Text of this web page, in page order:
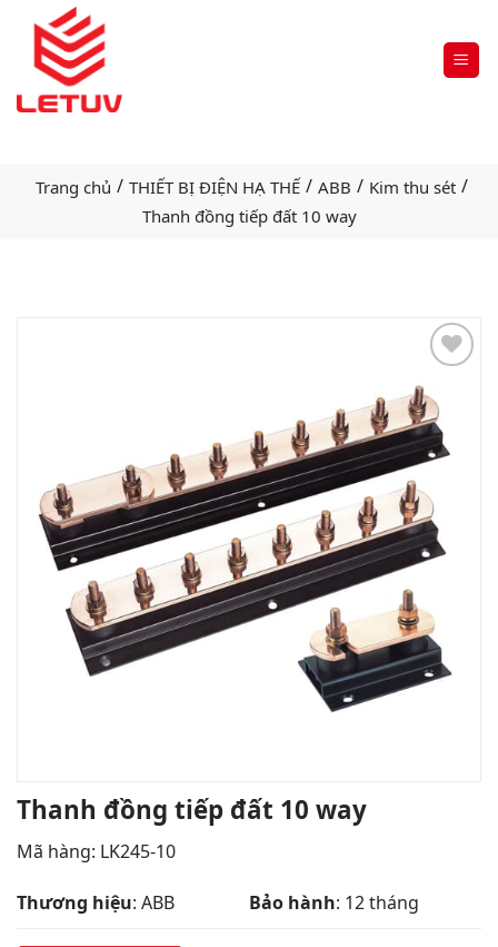
Trang chủ / THIẾT BỊ ĐIỆN HẠ THẾ / ABB / Kim thu sét /
Thanh đồng tiếp đất 10 way
to
wishlist
Thanh đồng tiếp đất 10 way
Mã hàng: LK245-10
Thương hiệu: ABB Bảo hành: 12 tháng